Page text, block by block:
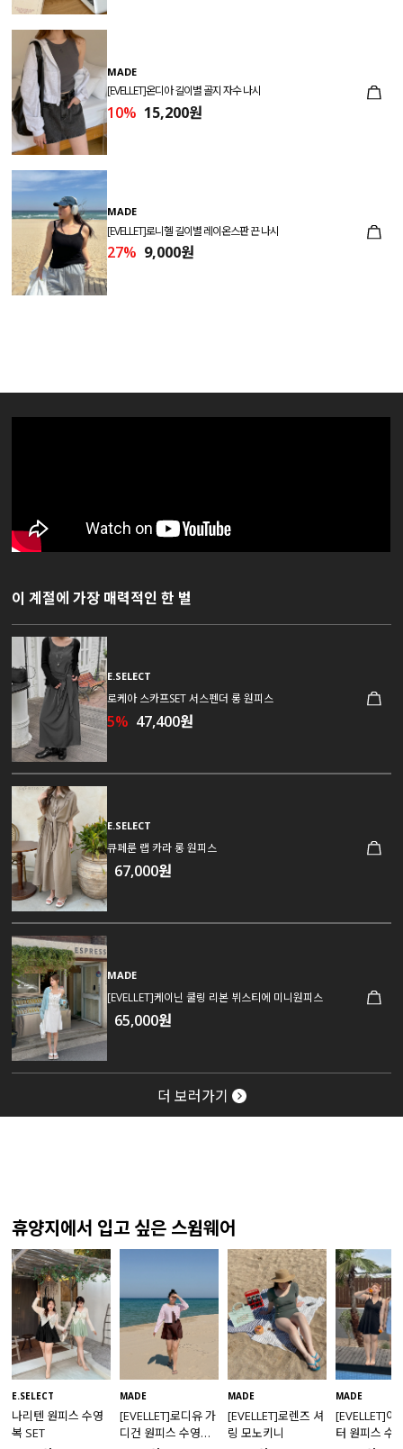
MADE
[EVELLET]온디아 길이별 골지 자수 나시
10% 15,200원
MADE
[EVELLET]로니헬 길이별 레이온스판 끈 나시
27% 9,000원
이 계절에 가장 매력적인 한 벌
E.SELECT
로케아 스카프SET 서스펜더 롱 원피스
5% 47,400원
E.SELECT
큐페룬 랩 카라 롱 원피스
67,000원
MADE
[EVELLET]케이닌 쿨링 리본 뷔스티에 미니원피스
65,000원
더 보러가기
휴양지에서 입고 싶은 스윔웨어
E.SELECT
나리텐 원피스 수영
복 SET
MADE
[EVELLET]로디유 가
디건 원피스 수영복
MADE
[EVELLET]로렌즈 셔
링 모노키니
MADE
[EVELLET]아
터 원피스 수